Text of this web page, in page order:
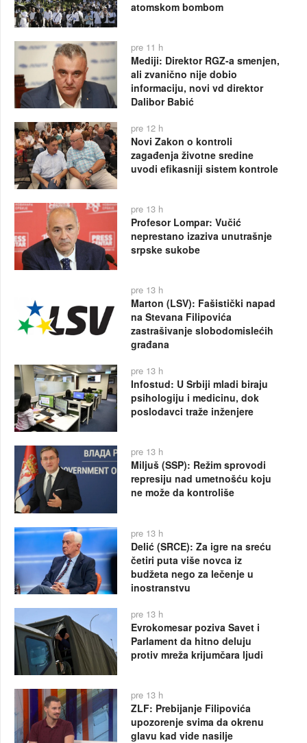
atomskom bombom
pre 11 h
Mediji: Direktor RGZ-a smenjen,
ali zvanično nije dobio
informaciju, novi vd direktor
Dalibor Babić
pre 12 h
Novi Zakon o kontroli
zagađenja životne sredine
uvodi efikasniji sistem kontrole
pre 13 h
Profesor Lompar: Vučić
neprestano izaziva unutrašnje
srpske sukobe
pre 13 h
Marton (LSV): Fašistički napad
na Stevana Filipovića
zastrašivanje slobodomislećih
građana
pre 13 h
Infostud: U Srbiji mladi biraju
psihologiju i medicinu, dok
poslodavci traže inženjere
pre 13 h
Miljuš (SSP): Režim sprovodi
represiju nad umetnošću koju
ne može da kontroliše
pre 13 h
Delić (SRCE): Za igre na sreću
četiri puta više novca iz
budžeta nego za lečenje u
inostranstvu
pre 13 h
Evrokomesar poziva Savet i
Parlament da hitno deluju
protiv mreža krijumčara ljudi
pre 13 h
ZLF: Prebijanje Filipovića
upozorenje svima da okrenu
glavu kad vide nasilje